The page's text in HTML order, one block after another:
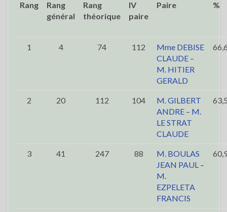
Rang
Rang
général
Rang
théorique
IV
paire
Paire %
1 4 74 112
Mme DEBISE
CLAUDE –
M. HITIER
GERALD
2 20 112 104
M. GILBERT
ANDRE – M.
LE STRAT
CLAUDE
3 41 247 88
M. BOULAS
JEAN PAUL –
M.
EZPELETA
FRANCIS